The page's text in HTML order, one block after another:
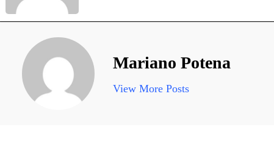
Mariano Potena
View More Posts